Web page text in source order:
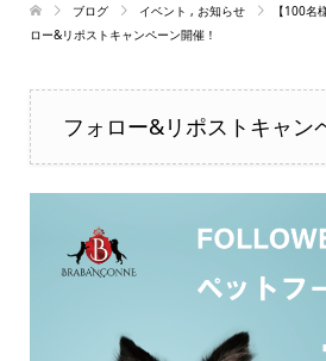
ブログ イベント , お知らせ
【100名
ロー&リポストキャンペーン開催！
フォロー&リポストキャン